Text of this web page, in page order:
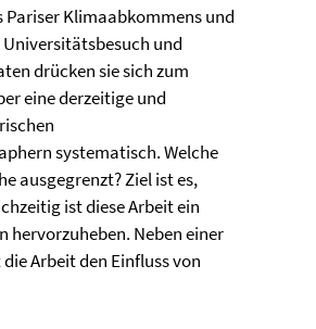
Pariser Klimaabkommens und
Universitätsbesuch und
drücken sie sich zum
eine derzeitige und
systematisch. Welche
ausgegrenzt? Ziel ist es,
ist diese Arbeit ein
hervorzuheben. Neben einer
Arbeit den Einfluss von